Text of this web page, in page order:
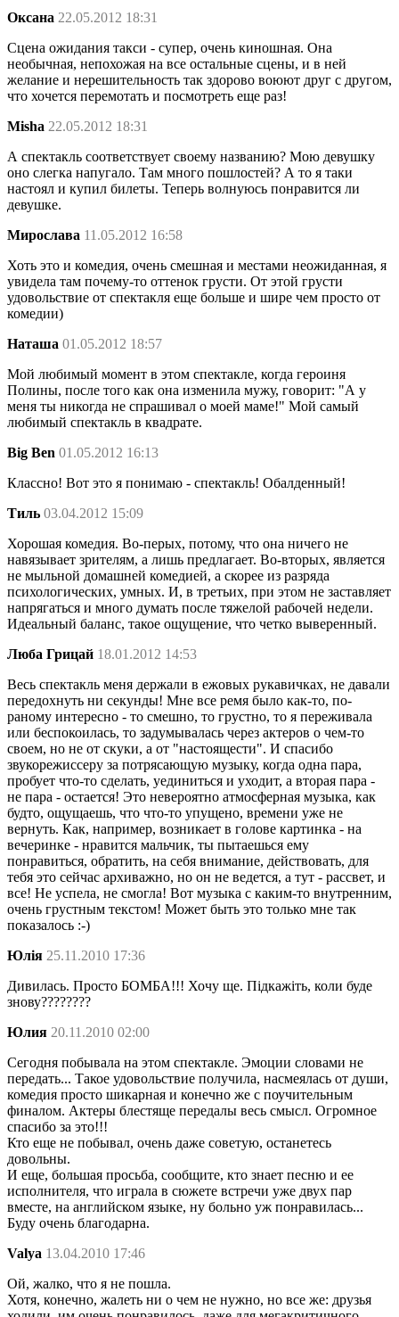
Оксана 22.05.2012 18:31
Сцена ожидания такси - супер, очень киношная. Она
необычная, непохожая на все остальные сцены, и в ней
желание и нерешительность так здорово воюют друг с другом,
что хочется перемотать и посмотреть еще раз!
Misha 22.05.2012 18:31
А спектакль соответствует своему названию? Мою девушку
оно слегка напугало. Там много пошлостей? А то я таки
настоял и купил билеты. Теперь волнуюсь понравится ли
девушке.
Мирослава 11.05.2012 16:58
Хоть это и комедия, очень смешная и местами неожиданная, я
увидела там почему-то оттенок грусти. От этой грусти
удовольствие от спектакля еще больше и шире чем просто от
комедии)
Наташа 01.05.2012 18:57
Мой любимый момент в этом спектакле, когда героиня
Полины, после того как она изменила мужу, говорит: "А у
меня ты никогда не спрашивал о моей маме!" Мой самый
любимый спектакль в квадрате.
Big Ben 01.05.2012 16:13
Классно! Вот это я понимаю - спектакль! Обалденный!
Тиль 03.04.2012 15:09
Хорошая комедия. Во-перых, потому, что она ничего не
навязывает зрителям, а лишь предлагает. Во-вторых, является
не мыльной домашней комедией, а скорее из разряда
психологических, умных. И, в третьих, при этом не заставляет
напрягаться и много думать после тяжелой рабочей недели.
Идеальный баланс, такое ощущение, что четко выверенный.
Люба Грицай 18.01.2012 14:53
Весь спектакль меня держали в ежовых рукавичках, не давали
передохнуть ни секунды! Мне все ремя было как-то, по-
раному интересно - то смешно, то грустно, то я переживала
или беспокоилась, то задумывалась через актеров о чем-то
своем, но не от скуки, а от "настоящести". И спасибо
звукорежиссеру за потрясающую музыку, когда одна пара,
пробует что-то сделать, уединиться и уходит, а вторая пара -
не пара - остается! Это невероятно атмосферная музыка, как
будто, ощущаешь, что что-то упущено, времени уже не
вернуть. Как, например, возникает в голове картинка - на
вечеринке - нравится мальчик, ты пытаешься ему
понравиться, обратить, на себя внимание, действовать, для
тебя это сейчас архиважно, но он не ведется, а тут - рассвет, и
все! Не успела, не смогла! Вот музыка с каким-то внутренним,
очень грустным текстом! Может быть это только мне так
показалось :-)
Юлія 25.11.2010 17:36
Дивилась. Просто БОМБА!!! Хочу ще. Підкажіть, коли буде
знову????????
Юлия 20.11.2010 02:00
Сегодня побывала на этом спектакле. Эмоции словами не
передать... Такое удовольствие получила, насмеялась от души,
комедия просто шикарная и конечно же с поучительным
финалом. Актеры блестяще передалы весь смысл. Огромное
спасибо за это!!!
Кто еще не побывал, очень даже советую, останетесь
довольны.
И еще, большая просьба, сообщите, кто знает песню и ее
исполнителя, что играла в сюжете встречи уже двух пар
вместе, на английском языке, ну больно уж понравилась...
Буду очень благодарна.
Valya 13.04.2010 17:46
Ой, жалко, что я не пошла.
Хотя, конечно, жалеть ни о чем не нужно, но все же: друзья